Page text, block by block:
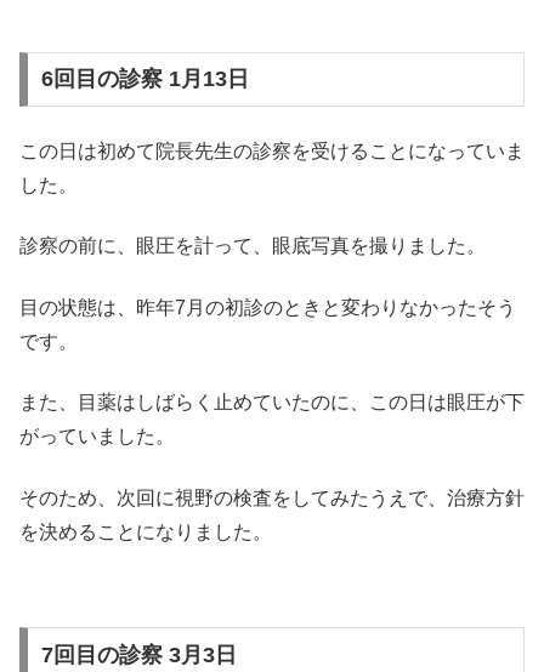
6回目の診察 1月13日
この日は初めて院長先生の診察を受けることになっていま
した。
診察の前に、眼圧を計って、眼底写真を撮りました。
目の状態は、昨年7月の初診のときと変わりなかったそう
です。
また、目薬はしばらく止めていたのに、この日は眼圧が下
がっていました。
そのため、次回に視野の検査をしてみたうえで、治療方針
を決めることになりました。
7回目の診察 3月3日